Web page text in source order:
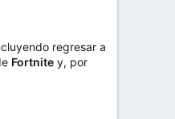
regresar a
Fortnite y, por